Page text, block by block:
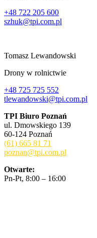
+48 722 205 600
szhuk@tpi.com.pl
Tomasz Lewandowski
Drony w rolnictwie
+48 725 725 552
tlewandowski@tpi.com.pl
TPI Biuro Poznań
ul. Dmowskiego 139
60-124 Poznań
(61) 665 81 71
poznan@tpi.com.pl
Otwarte:
Pn-Pt, 8:00 – 16:00